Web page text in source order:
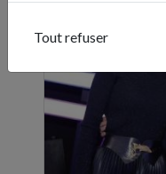
Tout refuser